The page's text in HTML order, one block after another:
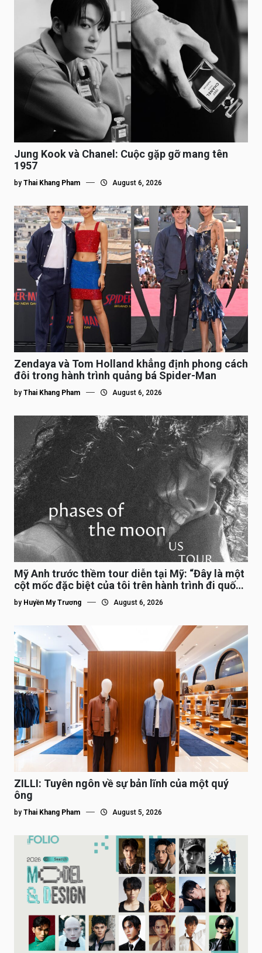
Jung Kook và Chanel: Cuộc gặp gỡ mang tên
1957
by Thai Khang Pham August 6, 2026
Zendaya và Tom Holland khẳng định phong cách
đôi trong hành trình quảng bá Spider-Man
by Thai Khang Pham August 6, 2026
Mỹ Anh trước thềm tour diễn tại Mỹ: “Đây là một
cột mốc đặc biệt của tôi trên hành trình đi quốc
tế”
by Huyền My Trương August 6, 2026
ZILLI: Tuyên ngôn về sự bản lĩnh của một quý
ông
by Thai Khang Pham August 5, 2026